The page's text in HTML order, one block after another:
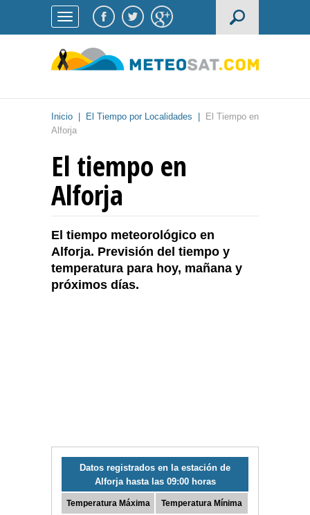
Inicio El Tiempo por Localidades
El Tiempo en
Alforja
El tiempo en
Alforja
El tiempo meteorológico en
Alforja. Previsión del tiempo y
temperatura para hoy, mañana y
próximos días.
Datos registrados en la estación de
Alforja hasta las 09:00 horas
Temperatura Máxima Temperatura Mínima